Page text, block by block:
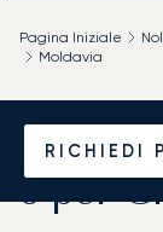
RICHIEDI
Pagina Iniziale
Moldavia
o per